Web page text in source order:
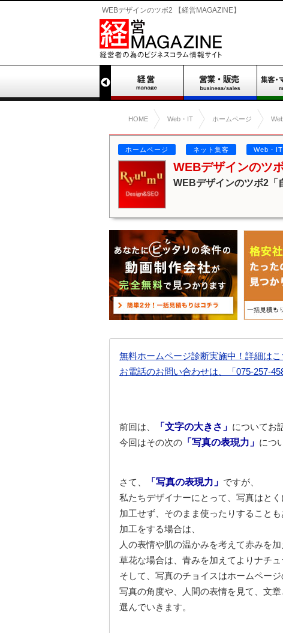
WEBデザインのツボ2 【経営MAGAZINE】
HOME Web・IT ホームページ
ホームページ ネット集客 Web・
WEBデザインのツ
WEBデザインのツボ2「
無料ホームページ診断実施中！詳細はこ
お電話のお問い合わせは、「075-257-
前回は、 「文字の大きさ」 についてお
今回はその次の 「写真の表現力」 につ
さて、 「写真の表現力」 ですが、
私たちデザイナーにとって、写真はとく
加工せず、そのまま使ったりすることも
加工をする場合は、
人の表情や肌の温かみを考えて赤みを加
草花な場合は、青みを加えてよりナチュ
そして、写真のチョイスはホームページ
写真の角度や、人間の表情を見て、文章
選んでいきます。